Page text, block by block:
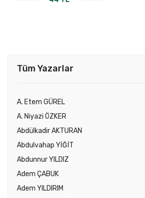
Tüm Yazarlar
A. Etem GÜREL
A. Niyazi ÖZKER
Abdülkadir AKTURAN
Abdulvahap YİĞİT
Abdunnur YILDIZ
Adem ÇABUK
Adem YILDIRIM